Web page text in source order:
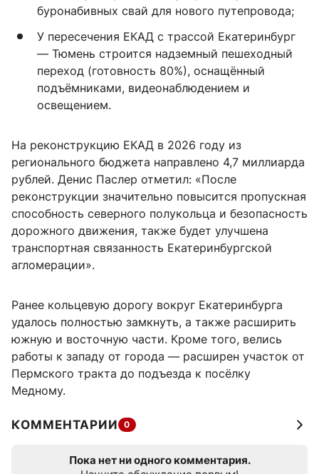
буронабивных свай для нового путепровода;
У пересечения ЕКАД с трассой Екатеринбург
— Тюмень строится надземный пешеходный
переход (готовность 80%), оснащённый
подъёмниками, видеонаблюдением и
освещением.
На реконструкцию ЕКАД в 2026 году из
регионального бюджета направлено 4,7 миллиарда
рублей. Денис Паслер отметил: «После
реконструкции значительно повысится пропускная
способность северного полукольца и безопасность
дорожного движения, также будет улучшена
транспортная связанность Екатеринбургской
агломерации».
Ранее кольцевую дорогу вокруг Екатеринбурга
удалось полностью замкнуть, а также расширить
южную и восточную части. Кроме того, велись
работы к западу от города — расширен участок от
Пермского тракта до подъезда к посёлку
Медному.
КОММЕНТАРИИ 0
Пока нет ни одного комментария.